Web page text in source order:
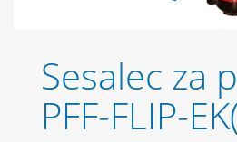
Sesalec za
PFF-FLIP-